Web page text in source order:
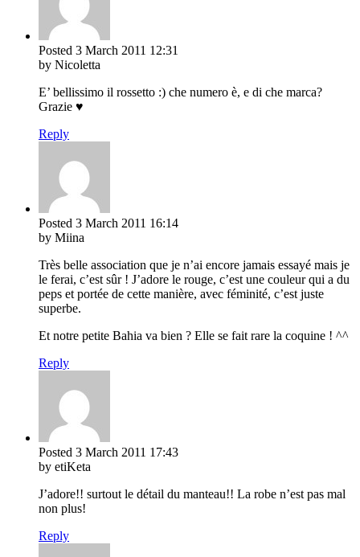
Posted 3 March 2011 12:31
by Nicoletta
E’ bellissimo il rossetto :) che numero è, e di che marca?
Grazie ♥
Reply
Posted 3 March 2011 16:14
by Miina
Très belle association que je n’ai encore jamais essayé mais je
le ferai, c’est sûr ! J’adore le rouge, c’est une couleur qui a du
peps et portée de cette manière, avec féminité, c’est juste
superbe.
Et notre petite Bahia va bien ? Elle se fait rare la coquine ! ^^
Reply
Posted 3 March 2011 17:43
by etiKeta
J’adore!! surtout le détail du manteau!! La robe n’est pas mal
non plus!
Reply